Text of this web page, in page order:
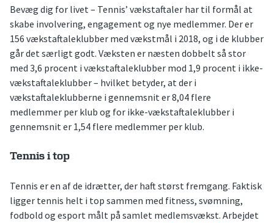
Bevæg dig for livet – Tennis’ vækstaftaler har til formål at
skabe involvering, engagement og nye medlemmer. Der er
156 vækstaftaleklubber med vækstmål i 2018, og i de klubber
går det særligt godt. Væksten er næsten dobbelt så stor
med 3,6 procent i vækstaftaleklubber mod 1,9 procent i ikke-
vækstaftaleklubber – hvilket betyder, at der i
vækstaftaleklubberne i gennemsnit er 8,04 flere
medlemmer per klub og for ikke-vækstaftaleklubber i
gennemsnit er 1,54 flere medlemmer per klub.
Tennis i top
Tennis er en af de idrætter, der haft størst fremgang. Faktisk
ligger tennis helt i top sammen med fitness, svømning,
fodbold og esport målt på samlet medlemsvækst. Arbejdet